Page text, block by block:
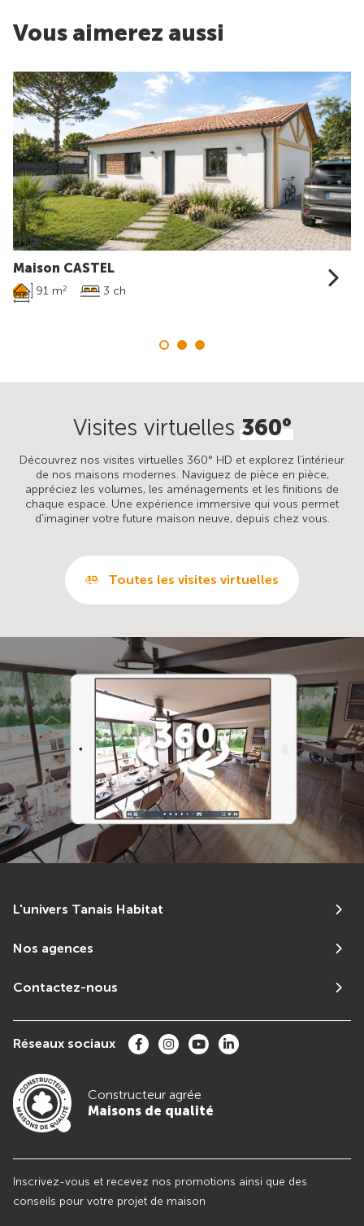
Vous aimerez aussi
Maison CASTEL
91 m2 3 ch
Visites virtuelles360°
Découvrez nos visites virtuelles 360° HD et explorez l’intérieur
de nos maisons modernes. Naviguez de pièce en pièce,
appréciez les volumes, les aménagements et les finitions de
chaque espace. Une expérience immersive qui vous permet
d’imaginer votre future maison neuve, depuis chez vous.
Toutes les visites virtuelles
L'univers Tanais Habitat
Nos agences
Contactez-nous
Réseaux sociaux
Constructeur agrée
Maisons de qualité
Inscrivez-vous et recevez nos promotions ainsi que des
conseils pour votre projet de maison